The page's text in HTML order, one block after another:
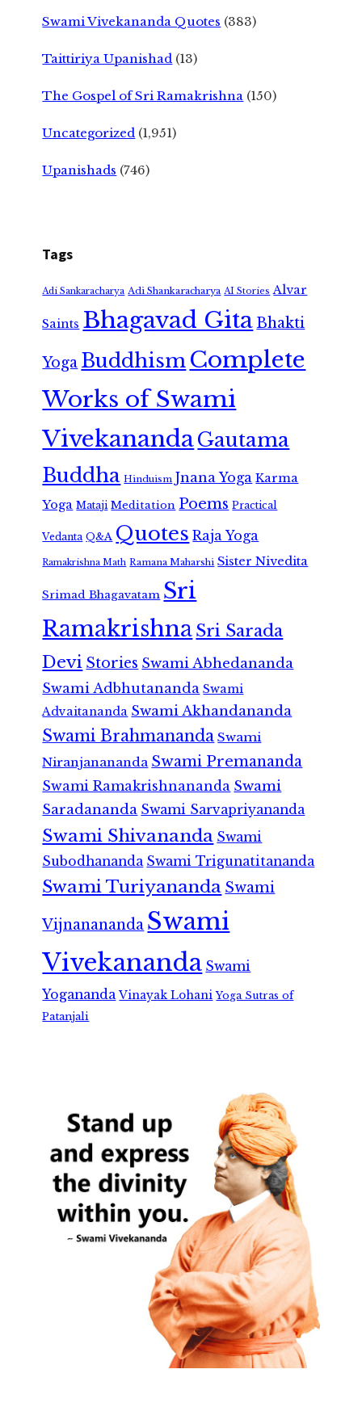
Swami Vivekananda Quotes (383)
Taittiriya Upanishad (13)
The Gospel of Sri Ramakrishna (150)
Uncategorized (1,951)
Upanishads (746)
Tags
Adi Sankaracharya Adi Shankaracharya AI Stories Alvar
Saints Bhagavad GitaBhakti
Yoga Buddhism Complete
Works of Swami
VivekanandaGautama
Buddha Hinduism Jnana Yoga Karma
Yoga Mataji Meditation Poems Practical
Vedanta Q&A Quotes Raja Yoga
Ramakrishna Math Ramana Maharshi Sister Nivedita
Srimad Bhagavatam Sri
RamakrishnaSri Sarada
Devi Stories Swami Abhedananda
Swami Adbhutananda Swami
Advaitananda Swami Akhandananda
Swami Brahmananda Swami
Niranjanananda Swami Premananda
Swami Ramakrishnananda Swami
Saradananda Swami Sarvapriyananda
Swami Shivananda Swami
Subodhananda Swami Trigunatitananda
Swami Turiyananda Swami
Vijnanananda Swami
Vivekananda Swami
Yogananda Vinayak Lohani Yoga Sutras of
Patanjali